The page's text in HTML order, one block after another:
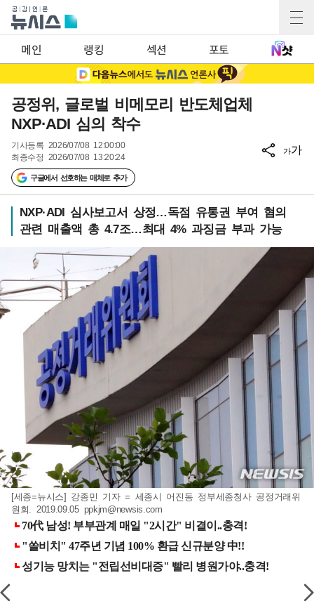
메인 랭킹 섹션 포토
공정위, 글로벌 비메모리 반도체업체
NXP·ADI 심의 착수
기사등록 2026/07/08 12:00:00
최종수정 2026/07/08 13:20:24
구글에서 선호하는 매체로 추가
가가
NXP·ADI 심사보고서 상정…독점 유통권 부여 혐의
관련 매출액 총 4.7조…최대 4% 과징금 부과 가능
[세종=뉴시스] 강종민 기자 = 세종시 어진동 정부세종청사 공정거래위
원회. 2019.09.05 ppkjm@newsis.com